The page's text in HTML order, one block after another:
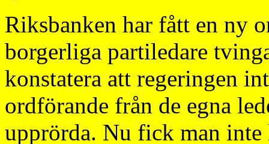
Riksbanken har fått en ny
borgerliga partiledare
konstatera att regeringen
ordförande från de egna
upprörda. Nu fick man